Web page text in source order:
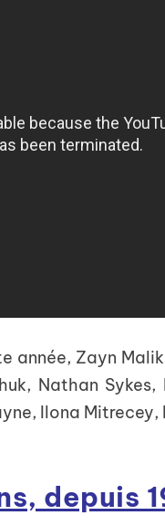
année, Zayn
Nathan Sykes,
Ilona
depuis